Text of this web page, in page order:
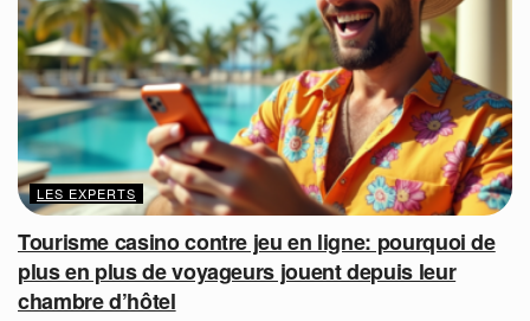
LES EXPERTS
Tourisme casino contre jeu en ligne: pourquoi de
plus en plus de voyageurs jouent depuis leur
chambre d’hôtel